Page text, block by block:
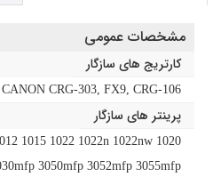
مشخصات عمومی
کارتریج های سازگار
CRG-303, FX9, CRG-106
پرینتر های سازگار
1015 1022 1022n 1022nw 1020
3050mfp 3052mfp 3055mfp